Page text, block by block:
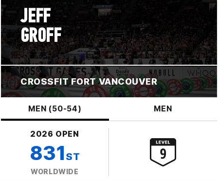
JEFF
GROFF
CROSSFIT FORT VANCOUVER
MEN (50-54) MEN
2026 OPEN
831 ST
WORLDWIDE